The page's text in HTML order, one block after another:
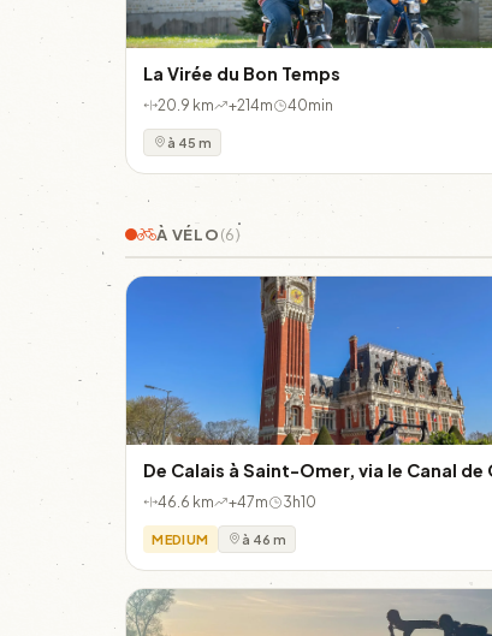
La Virée du Bon Temps
20.9 km +214m 40min
à 45 m
À VÉLO(6)
De Calais à Saint-Omer, via le Canal de
46.6 km +47m 3h10
MEDIUM à 46 m